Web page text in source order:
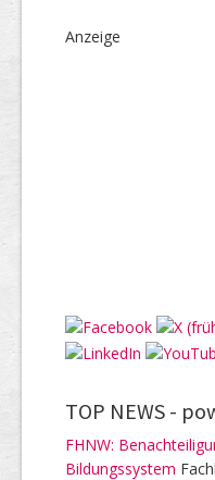
Anzeige
TOP NEWS -
FHNW:
Bildungssystem